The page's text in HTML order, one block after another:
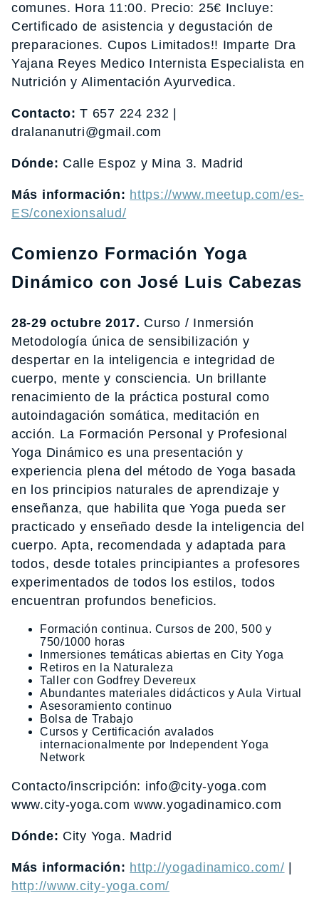
comunes. Hora 11:00. Precio: 25€ Incluye:
Certificado de asistencia y degustación de
preparaciones. Cupos Limitados!! Imparte Dra
Yajana Reyes Medico Internista Especialista en
Nutrición y Alimentación Ayurvedica.
Contacto: T 657 224 232 |
dralananutri@gmail.com
Dónde: Calle Espoz y Mina 3. Madrid
Más información: https://www.meetup.com/es-
ES/conexionsalud/
Comienzo Formación Yoga
Dinámico con José Luis Cabezas
28-29 octubre 2017. Curso / Inmersión
Metodología única de sensibilización y
despertar en la inteligencia e integridad de
cuerpo, mente y consciencia. Un brillante
renacimiento de la práctica postural como
autoindagación somática, meditación en
acción. La Formación Personal y Profesional
Yoga Dinámico es una presentación y
experiencia plena del método de Yoga basada
en los principios naturales de aprendizaje y
enseñanza, que habilita que Yoga pueda ser
practicado y enseñado desde la inteligencia del
cuerpo. Apta, recomendada y adaptada para
todos, desde totales principiantes a profesores
experimentados de todos los estilos, todos
encuentran profundos beneficios.
Formación continua. Cursos de 200, 500 y
750/1000 horas
Inmersiones temáticas abiertas en City Yoga
Retiros en la Naturaleza
Taller con Godfrey Devereux
Abundantes materiales didácticos y Aula Virtual
Asesoramiento continuo
Bolsa de Trabajo
Cursos y Certificación avalados
internacionalmente por Independent Yoga
Network
Contacto/inscripción: info@city-yoga.com
www.city-yoga.com www.yogadinamico.com
Dónde: City Yoga. Madrid
Más información: http://yogadinamico.com/
http://www.city-yoga.com/